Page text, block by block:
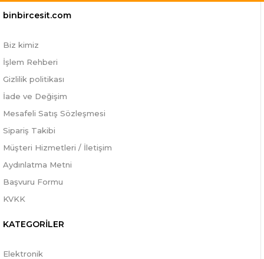
binbircesit.com
Biz kimiz
İşlem Rehberi
Gizlilik politikası
İade ve Değişim
Mesafeli Satış Sözleşmesi
Sipariş Takibi
Müşteri Hizmetleri / İletişim
Aydınlatma Metni
Başvuru Formu
KVKK
KATEGORİLER
Elektronik